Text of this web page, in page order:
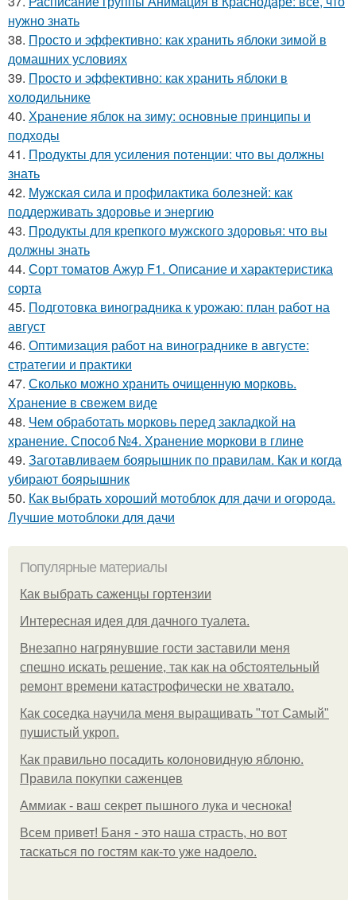
нужно знать
38. Просто и эффективно: как хранить яблоки зимой в
домашних условиях
39. Просто и эффективно: как хранить яблоки в
холодильнике
40. Хранение яблок на зиму: основные принципы и
подходы
41. Продукты для усиления потенции: что вы должны
знать
42. Мужская сила и профилактика болезней: как
поддерживать здоровье и энергию
43. Продукты для крепкого мужского здоровья: что вы
должны знать
44. Сорт томатов Ажур F1. Описание и характеристика
сорта
45. Подготовка виноградника к урожаю: план работ на
август
46. Оптимизация работ на винограднике в августе:
стратегии и практики
47. Сколько можно хранить очищенную морковь.
Хранение в свежем виде
48. Чем обработать морковь перед закладкой на
хранение. Способ №4. Хранение моркови в глине
49. Заготавливаем боярышник по правилам. Как и когда
убирают боярышник
50. Как выбрать хороший мотоблок для дачи и огорода.
Лучшие мотоблоки для дачи
Популярные материалы
Как выбрать саженцы гортензии
Интересная идея для дачного туалета.
Внезапно нагрянувшие гости заставили меня
спешно искать решение, так как на обстоятельный
ремонт времени катастрофически не хватало.
Как соседка научила меня выращивать "тот Самый"
пушистый укроп.
Как правильно посадить колоновидную яблоню.
Правила покупки саженцев
Аммиак - ваш секрет пышного лука и чеснока!
Всем привет! Баня - это наша страсть, но вот
таскаться по гостям как-то уже надоело.